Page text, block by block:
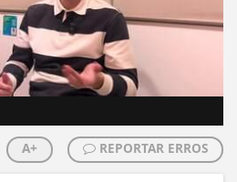
A+ REPORTAR ERROS